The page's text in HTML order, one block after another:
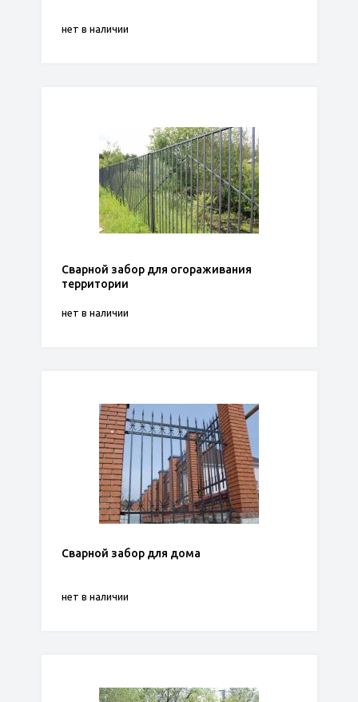
нет в наличии
Сварной забор для огораживания
территории
нет в наличии
Сварной забор для дома
нет в наличии